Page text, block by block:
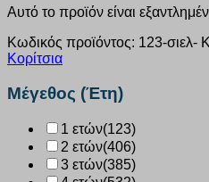
Αυτό το προϊόν είναι
Κωδικός προϊόντος: 123-σιελ-
Κορίτσια
Μέγεθος (Έτη)
1 ετών(123)
2 ετών(406)
3 ετών(385)